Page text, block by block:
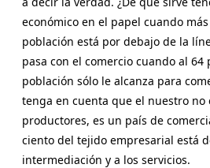
económico en el papel cuando
población está por debajo de la
pasa con el comercio cuando al 64
población sólo le alcanza para
tenga en cuenta que el nuestro no
productores, es un país de
ciento del tejido empresarial está
intermediación y a los servicios.